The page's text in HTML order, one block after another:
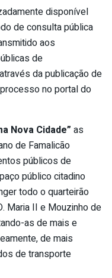
disponível
de consulta pública
aos
de
da publicação de
no portal do
Nova Cidade” as
de Famalicão
públicos de
público citadino
todo o quarteirão
Maria II e Mouzinho de
as de mais e
de mais
de transporte